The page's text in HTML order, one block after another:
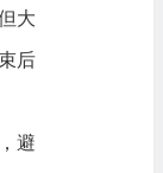
大
后
避